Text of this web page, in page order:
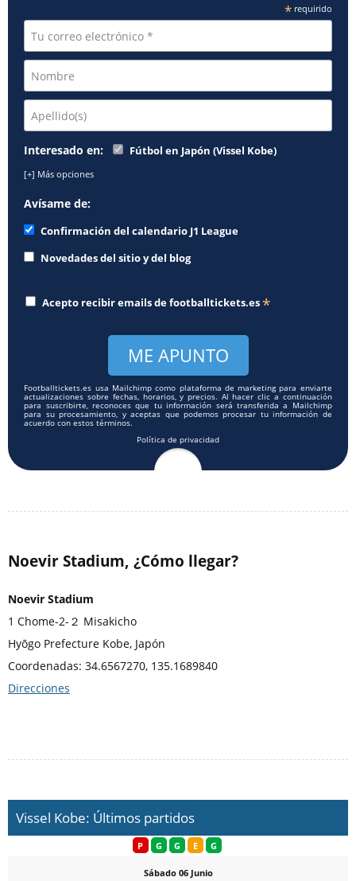
*requirido
Interesado en: Fútbol en Japón (Vissel Kobe)
[+] Más opciones
Avísame de:
Confirmación del calendario J1 League
Novedades del sitio y del blog
Acepto recibir emails defootballtickets.es *
Footballtickets.es usa Mailchimp como plataforma de marketing para enviarte
actualizaciones sobre fechas, horarios, y precios. Al hacer clic a continuación
para suscribirte, reconoces que tu información será transferida a Mailchimp
para su procesamiento, y aceptas que podemos procesar tu información de
acuerdo con estos términos.
Política de privacidad
Noevir Stadium, ¿Cómo llegar?
Noevir Stadium
1 Chome-2-２ Misakicho
Hyōgo Prefecture Kobe, Japón
Coordenadas: 34.6567270, 135.1689840
Direcciones
Vissel Kobe: Últimos partidos
P G G E G
Sábado 06 Junio